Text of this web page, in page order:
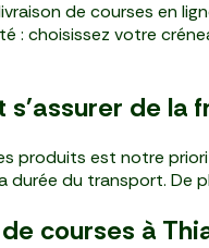
de courses en
: choisissez votre
s'assurer de la
produits est notre
durée du transport. De
courses à